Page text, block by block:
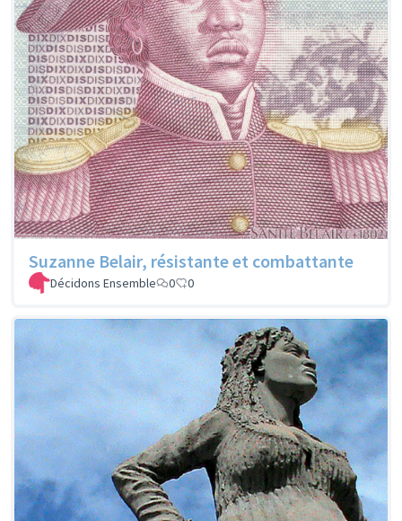
Suzanne Belair, résistante et combattante
Décidons Ensemble 0 0